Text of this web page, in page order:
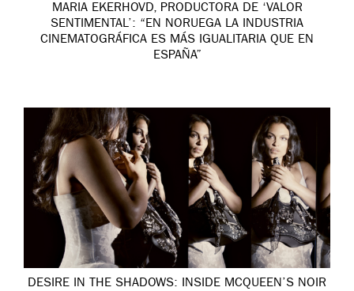
MARIA EKERHOVD, PRODUCTORA DE ‘VALOR
SENTIMENTAL’: “EN NORUEGA LA INDUSTRIA
CINEMATOGRÁFICA ES MÁS IGUALITARIA QUE EN
ESPAÑA”
DESIRE IN THE SHADOWS: INSIDE MCQUEEN’S NOIR